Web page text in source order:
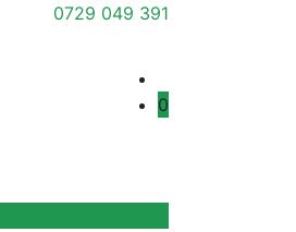
0729 049 391
0